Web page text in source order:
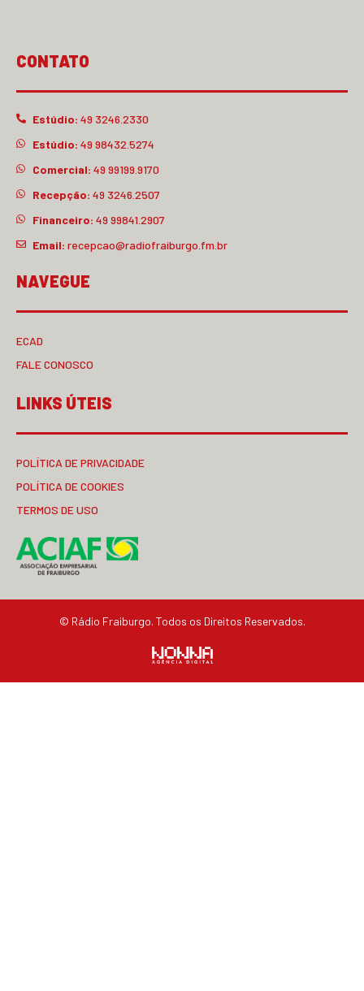
CONTATO
Estúdio: 49 3246.2330
Estúdio: 49 98432.5274
Comercial: 49 99199.9170
Recepção: 49 3246.2507
Financeiro: 49 99841.2907
Email: recepcao@radiofraiburgo.fm.br
NAVEGUE
ECAD
FALE CONOSCO
LINKS ÚTEIS
POLÍTICA DE PRIVACIDADE
POLÍTICA DE COOKIES
TERMOS DE USO
© Rádio Fraiburgo. Todos os Direitos Reservados.